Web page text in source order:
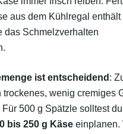
aus dem Kühlregal enthält
das Schmelzverhalten
ist entscheidend :
trockenes, wenig cremiges
500 g Spätzle solltest du
bis 250 g Käse einplanen.